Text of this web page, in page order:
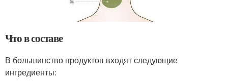
Что в составе
В большинство продуктов входят следующие
ингредиенты: